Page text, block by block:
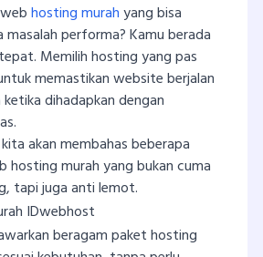
hosting murahyang bisa
performa? Kamu berada
Memilih hosting yang pas
memastikan website berjalan
dihadapkan dengan
akan membahas beberapa
hosting murah yang bukan cuma
tapi juga anti lemot.
IDwebhost
beragam paket hosting